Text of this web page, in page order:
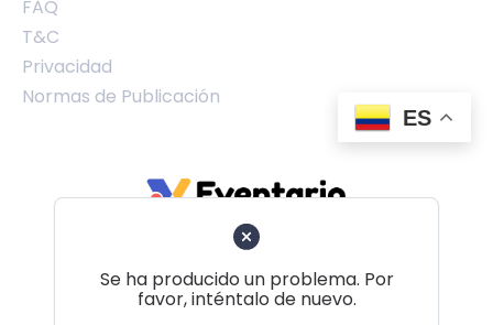
ES
FAQ
T&C
Privacidad
Normas de Publicación
Se ha producido un problema. Por
favor, inténtalo de nuevo.